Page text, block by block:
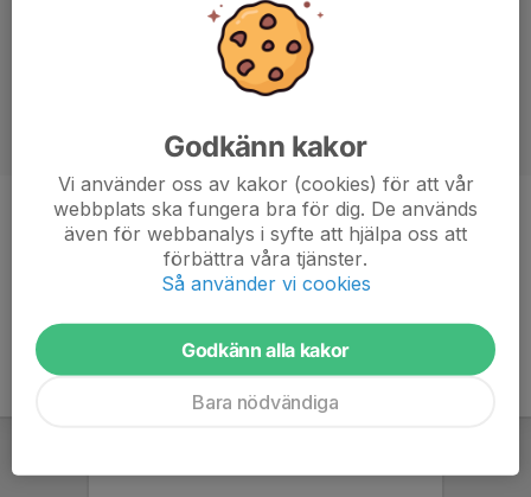
Huvudtränare
-
Godkänn kakor
Vi använder oss av kakor (cookies) för att vår
webbplats ska fungera bra för dig. De används
även för webbanalys i syfte att hjälpa oss att
förbättra våra tjänster.
Så använder vi cookies
Godkänn alla kakor
Bara nödvändiga